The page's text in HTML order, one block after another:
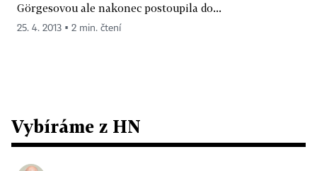
Görgesovou ale nakonec postoupila do...
25. 4. 2013 ▪ 2 min. čtení
Vybíráme z HN